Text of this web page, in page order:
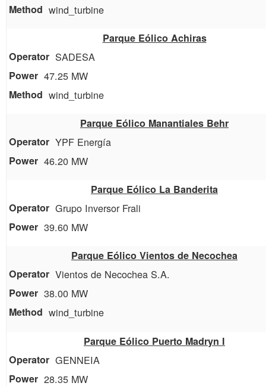
wind_turbine
Parque Eólico Achiras
SADESA
47.25 MW
wind_turbine
Parque Eólico Manantiales Behr
YPF Energía
46.20 MW
Parque Eólico La Banderita
Grupo Inversor Frali
39.60 MW
Parque Eólico Vientos de Necochea
Vientos de Necochea S.A.
38.00 MW
wind_turbine
Parque Eólico Puerto Madryn I
GENNEIA
28.35 MW